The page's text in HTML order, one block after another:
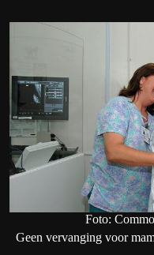
Foto:
Geen vervanging voor